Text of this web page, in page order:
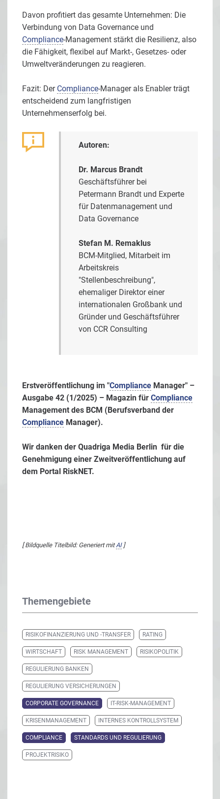
Davon profitiert das gesamte Unternehmen: Die
Verbindung von Data Governance und
Compliance-Management stärkt die Resilienz, also
die Fähigkeit, flexibel auf Markt-, Gesetzes- oder
Umweltveränderungen zu reagieren.
Fazit: Der Compliance-Manager als Enabler trägt
entscheidend zum langfristigen
Unternehmenserfolg bei.
Autoren:
Dr. Marcus Brandt
Geschäftsführer bei
Petermann Brandt und Experte
für Datenmanagement und
Data Governance
Stefan M. Remaklus
BCM-Mitglied, Mitarbeit im
Arbeitskreis
"Stellenbeschreibung",
ehemaliger Direktor einer
internationalen Großbank und
Gründer und Geschäftsführer
von CCR Consulting
Erstveröffentlichung im "Compliance Manager" –
Ausgabe 42 (1/2025) – Magazin für Compliance
Management des BCM (Berufsverband der
Compliance Manager).
Wir danken der Quadriga Media Berlin für die
Genehmigung einer Zweitveröffentlichung auf
dem Portal RiskNET.
[ Bildquelle Titelbild: Generiert mitAI]
Themengebiete
RISIKOFINANZIERUNG UND -TRANSFER RATING
WIRTSCHAFT RISK MANAGEMENT RISIKOPOLITIK
REGULIERUNG BANKEN
REGULIERUNG VERSICHERUNGEN
CORPORATE GOVERNANCE IT-RISK-MANAGEMENT
KRISENMANAGEMENT INTERNES KONTROLLSYSTEM
COMPLIANCE STANDARDS UND REGULIERUNG
PROJEKTRISIKO